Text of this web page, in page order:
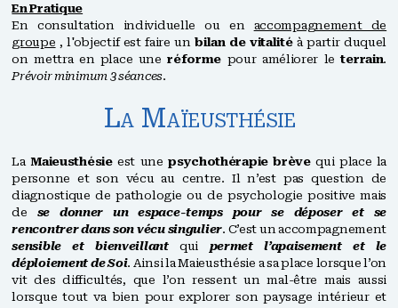
En Pratique
En consultation individuelle ou en accompagnement de
groupe , l'objectif est faire unbilan de vitalitéà partir duquel
on mettra en place uneréforme pour améliorer leterrain.
Prévoir minimum 3 séances.
La Maïeusthésie
LaMaieusthésieest unepsychothérapie brèvequi place la
personne et son vécu au centre. Il n’est pas question de
diagnostique de pathologie ou de psychologie positive mais
de se donner un espace-temps pour se déposer et se
rencontrer dans son vécu singulier. C’est un accompagnement
sensible et bienveillantqui permet l’apaisement et le
déploiement de Soi. Ainsi la Maieusthésie a sa place lorsque l’on
vit des difficultés, que l’on ressent un mal-être mais aussi
lorsque tout va bien pour explorer son paysage intérieur et